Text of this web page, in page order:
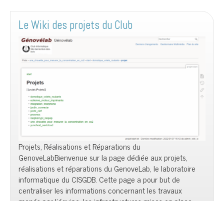
Le Wiki des projets du Club
Projets, Réalisations et Réparations du
GenoveLabBienvenue sur la page dédiée aux projets,
réalisations et réparations du GenoveLab, le laboratoire
informatique du CISGDB. Cette page a pour but de
centraliser les informations concernant les travaux